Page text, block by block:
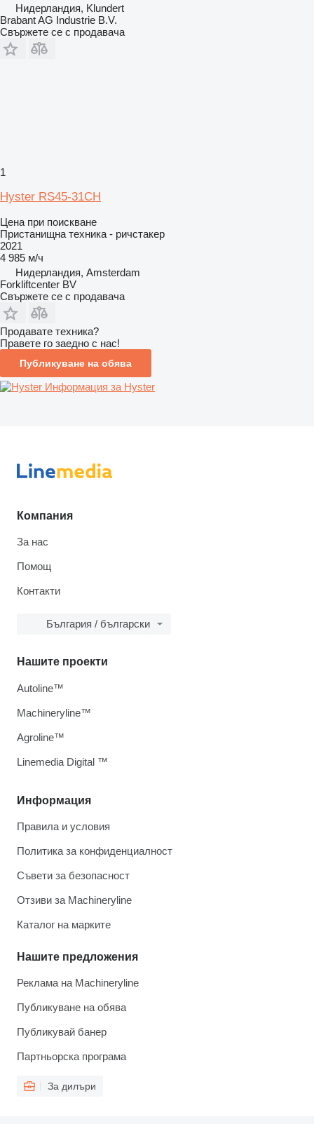
Нидерландия, Klundert
Brabant AG Industrie B.V.
Свържете се с продавача
1
Hyster RS45-31CH
Цена при поискване
Пристанищна техника - ричстакер
2021
4 985 м/ч
Нидерландия, Amsterdam
Forkliftcenter BV
Свържете се с продавача
Продавате техника?
Правете го заедно с нас!
Публикуване на обява
Информация за Hyster
Компания
За нас
Помощ
Контакти
България / български
Информация
Правила и условия
Политика за конфиденциалност
Съвети за безопасност
Отзиви за Machineryline
Каталог на марките
Нашите предложения
Реклама на Machineryline
Публикуване на обява
Публикувай банер
Партньорска програма
За дилъри
Нашите проекти
Autoline™
Machineryline™
Agroline™
Linemedia Digital ™